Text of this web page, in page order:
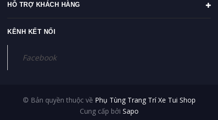
HỖ TRỢ KHÁCH HÀNG
KÊNH KẾT NỐI
Facebook
© Bản quyền thuộc về Phụ Tùng Trang Trí Xe Tui Shop
Cung cấp bởi Sapo